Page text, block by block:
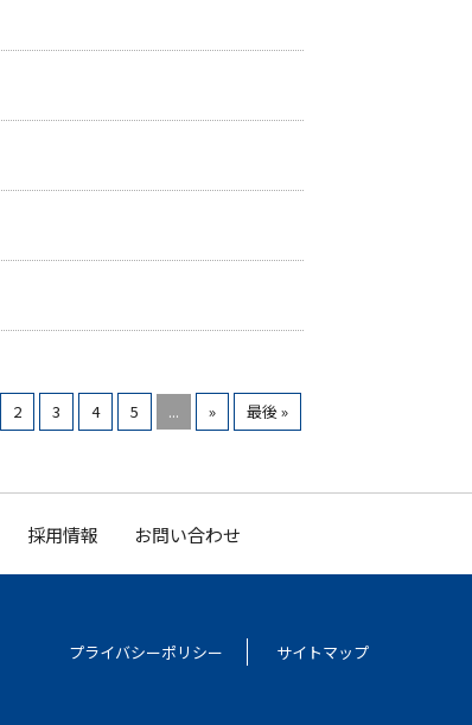
2 3 4 5 ... » 最後 »
採用情報 お問い合わせ
プライバシーポリシー サイトマップ